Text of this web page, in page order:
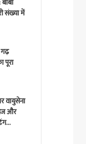
संख्या में
पूरा
वायुसेना
और